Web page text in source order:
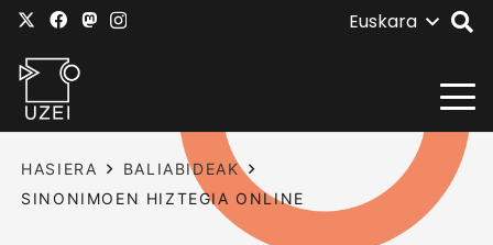
Euskara
HASIERA
BALIABIDEAK
SINONIMOEN HIZTEGIA ONLINE